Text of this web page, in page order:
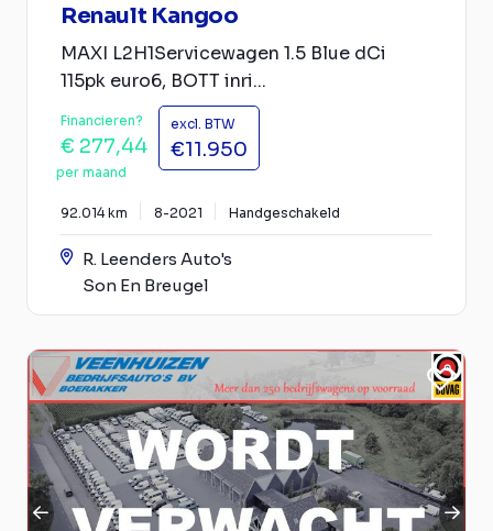
Renault Kangoo
MAXI L2H1Servicewagen 1.5 Blue dCi
115pk euro6, BOTT inri...
Financieren?
€ 277,44
per maand
excl. BTW
€11.950
92.014 km 8-2021 Handgeschakeld
R. Leenders Auto's
Son En Breugel